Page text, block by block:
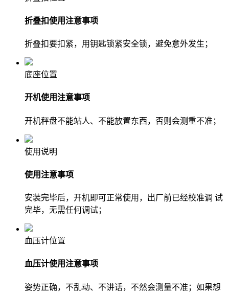
折叠扣使用注意事项
折叠扣要扣紧，用钥匙锁紧安全锁，避免意外发生；
底座位置
开机使用注意事项
开机秤盘不能站人、不能放置东西，否则会测重不准；
使用说明
使用注意事项
安装完毕后，开机即可正常使用，出厂前已经校准调 试
完毕，无需任何调试；
血压计位置
血压计使用注意事项
姿势正确，不乱动、不讲话，不然会测量不准；如果想